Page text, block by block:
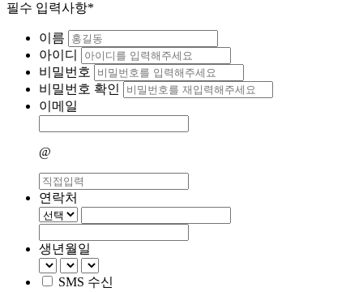
필수 입력사항*
이름
아이디
비밀번호
비밀번호 확인
이메일
@
연락처
생년월일
SMS 수신